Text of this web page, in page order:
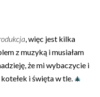
, więc jest kilka
z muzyką i musiałam
że mi wybaczycie i
i święta w tle. 🎄